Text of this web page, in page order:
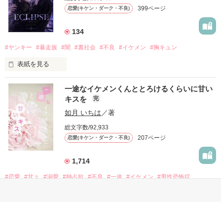
もう会うことはないと思っていたのに、
高校生になって再会した彼は、隣の学校で”王子様”と呼ばれる
他の女の子には冷たいのに
私にだけ昔と変わらない笑顔を向けてくる。
「澪ちゃん。」
それは止まっていた恋が再び動き始める合図──。
✨.ﾟ･*..☆.｡.:*✨.☆.｡.:. *:ﾟ✨.ﾟ･*..☆.｡.:*✨
冴木澪-SaekiMio
恋愛(キケン・ダーク・不良) 399ページ
134
#ヤンキー #暴走族 #闇 #裏社会 #不良 #イケメン #胸キュン
表紙を見る
表紙画像はAIです
作品を読む
一途なイケメンくんととろけるくらいに甘い
キスを
完
如月 いちは／著
総文字数/92,933
恋愛(キケン・ダーク・不良) 207ページ
1,714
#恋愛 #甘々 #溺愛 #独占欲 #不良 #一途 #イケメン #男性恐怖症